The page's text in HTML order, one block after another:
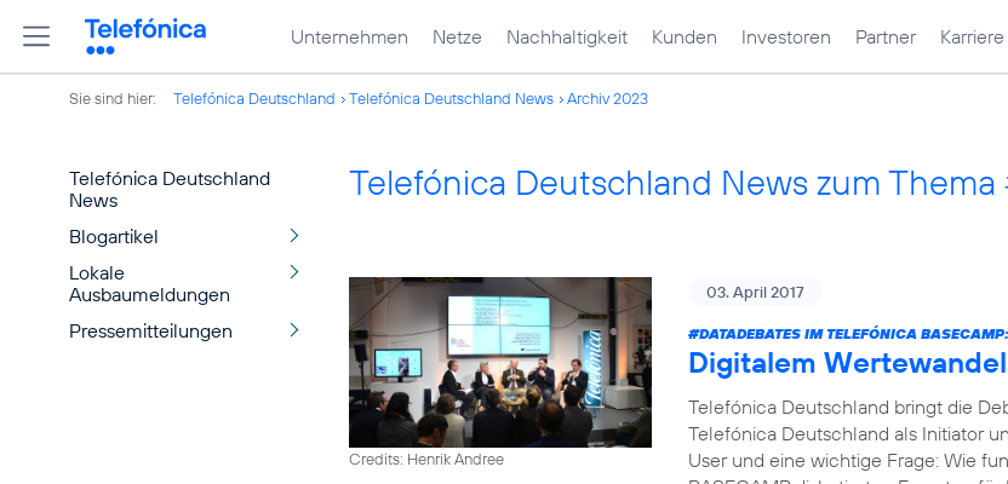
Unternehmen Netze Nachhaltigkeit Kunden Investoren Partner Karriere
Sie sind hier: Telefónica Deutschland Telefónica Deutschland News Archiv 2023
Telefónica Deutschland
News
Blogartikel
Lokale
Ausbaumeldungen
Pressemitteilungen
Telefónica Deutschland News zum
Credits: Henrik Andree
03. April 2017
#DATADEBATES IM TELEFÓNICA BASECAMP:
Digitalem
Telefónica Deutschland bringt die
Telefónica Deutschland als Initiator
User und eine wichtige Frage: Wie